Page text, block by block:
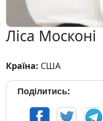
Ліса Москоні
Країна: США
Поділитись: